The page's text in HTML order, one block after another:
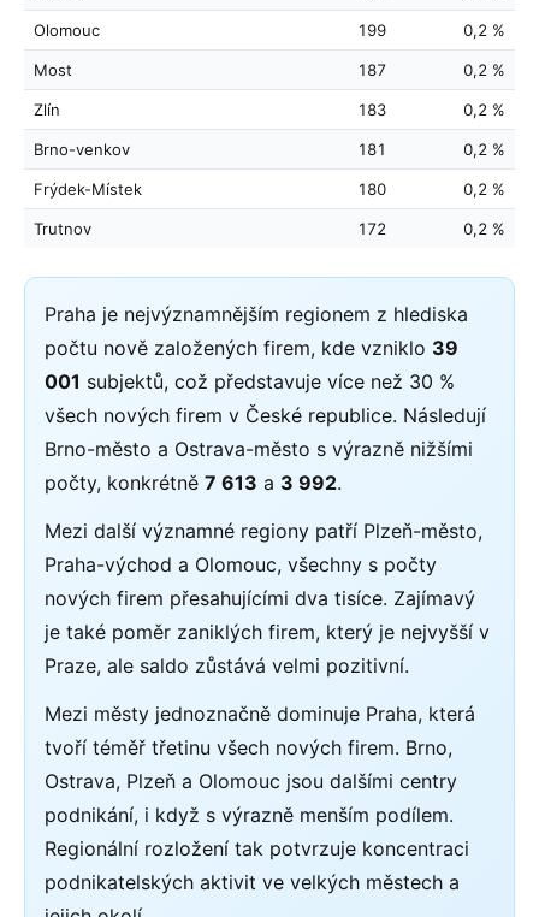
Olomouc 199 0,2 %
Most 187 0,2 %
Zlín 183 0,2 %
Brno-venkov 181 0,2 %
Frýdek-Místek 180 0,2 %
Trutnov 172 0,2 %
Praha je nejvýznamnějším regionem z hlediska
počtu nově založených firem, kde vzniklo 39
001 subjektů, což představuje více než 30 %
všech nových firem v České republice. Následují
Brno-město a Ostrava-město s výrazně nižšími
počty, konkrétně 7 613 a 3 992.
Mezi další významné regiony patří Plzeň-město,
Praha-východ a Olomouc, všechny s počty
nových firem přesahujícími dva tisíce. Zajímavý
je také poměr zaniklých firem, který je nejvyšší v
Praze, ale saldo zůstává velmi pozitivní.
Mezi městy jednoznačně dominuje Praha, která
tvoří téměř třetinu všech nových firem. Brno,
Ostrava, Plzeň a Olomouc jsou dalšími centry
podnikání, i když s výrazně menším podílem.
Regionální rozložení tak potvrzuje koncentraci
podnikatelských aktivit ve velkých městech a